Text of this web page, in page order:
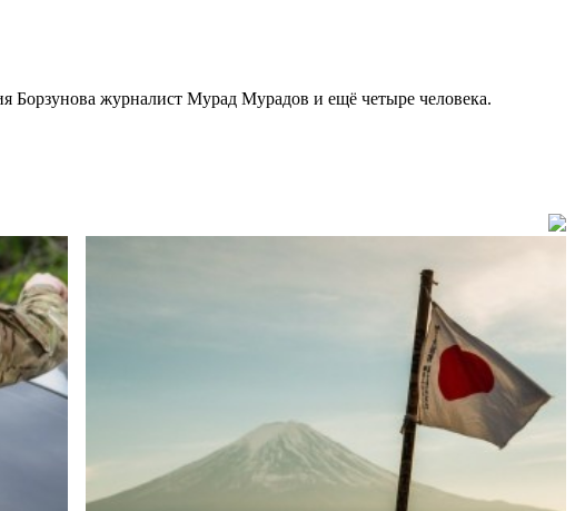
Борзунова журналист Мурад Мурадов и ещё четыре человека.